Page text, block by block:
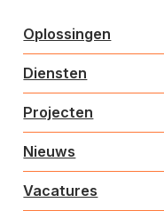
Oplossingen
Diensten
Projecten
Nieuws
Vacatures